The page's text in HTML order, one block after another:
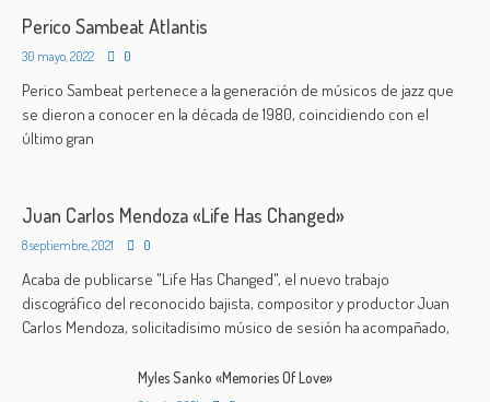
Perico Sambeat Atlantis
30 mayo, 2022 0
Perico Sambeat pertenece a la generación de músicos de jazz que
se dieron a conocer en la década de 1980, coincidiendo con el
último gran
Juan Carlos Mendoza «Life Has Changed»
8 septiembre, 2021 0
Acaba de publicarse "Life Has Changed", el nuevo trabajo
discográfico del reconocido bajista, compositor y productor Juan
Carlos Mendoza, solicitadísimo músico de sesión ha acompañado,
Myles Sanko «Memories Of Love»